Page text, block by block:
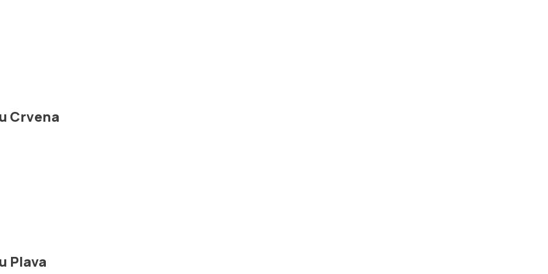
Crvena
Plava